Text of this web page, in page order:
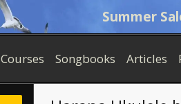
Summer
Courses Songbooks Articles